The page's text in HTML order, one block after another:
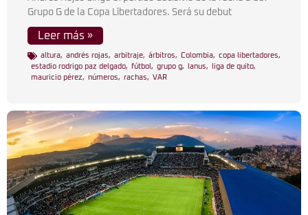
Grupo G de la Copa Libertadores. Será su debut
Leer más »
altura, andrés rojas, arbitraje, árbitros, Colombia, copa libertadores,
estadio rodrigo paz delgado, fútbol , grupo g, lanus, liga de quito,
mauricio pérez, números, rachas, VAR